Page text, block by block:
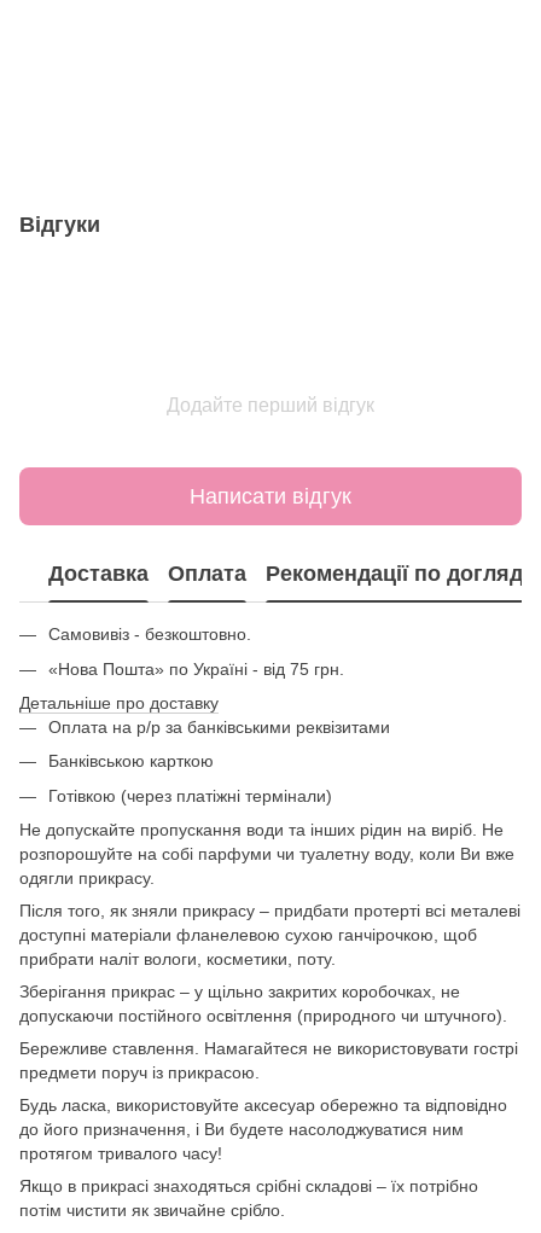
Відгуки
Додайте перший відгук
Написати відгук
Доставка Оплата Рекомендації по догляду
Самовивіз - безкоштовно.
«Нова Пошта» по Україні - від 75 грн.
Детальніше про доставку
Оплата на р/р за банківськими реквізитами
Банківською карткою
Готівкою (через платіжні термінали)
Не допускайте пропускання води та інших рідин на виріб. Не
розпорошуйте на собі парфуми чи туалетну воду, коли Ви вже
одягли прикрасу.
Після того, як зняли прикрасу – придбати протерті всі металеві
доступні матеріали фланелевою сухою ганчірочкою, щоб
прибрати наліт вологи, косметики, поту.
Зберігання прикрас – у щільно закритих коробочках, не
допускаючи постійного освітлення (природного чи штучного).
Бережливе ставлення. Намагайтеся не використовувати гострі
предмети поруч із прикрасою.
Будь ласка, використовуйте аксесуар обережно та відповідно
до його призначення, і Ви будете насолоджуватися ним
протягом тривалого часу!
Якщо в прикрасі знаходяться срібні складові – їх потрібно
потім чистити як звичайне срібло.